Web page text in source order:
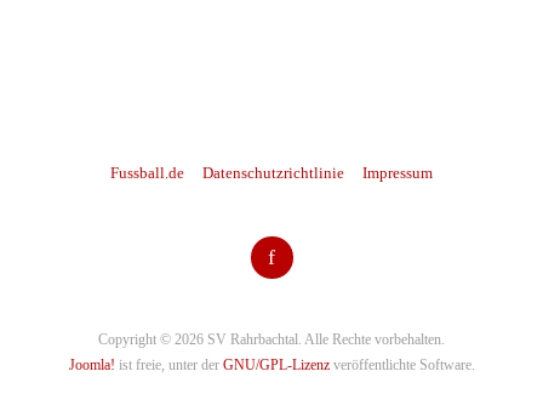
Fussball.de Datenschutzrichtlinie Impressum
f
Copyright © 2026 SV Rahrbachtal. Alle Rechte vorbehalten.
Joomla! ist freie, unter der GNU/GPL-Lizenzveröffentlichte Software.